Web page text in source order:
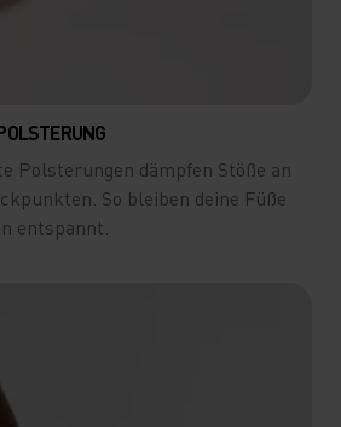
Polsterungen dämpfen Stöße an
So bleiben deine Füße
entspannt.